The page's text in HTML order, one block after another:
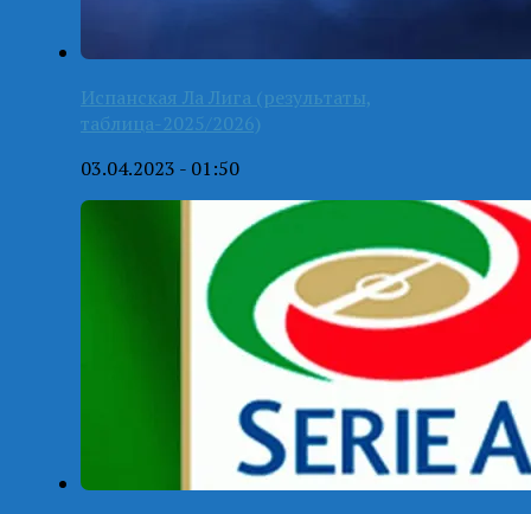
Испанская Ла Лига (результаты,
таблица-2025/2026)
03.04.2023 - 01:50